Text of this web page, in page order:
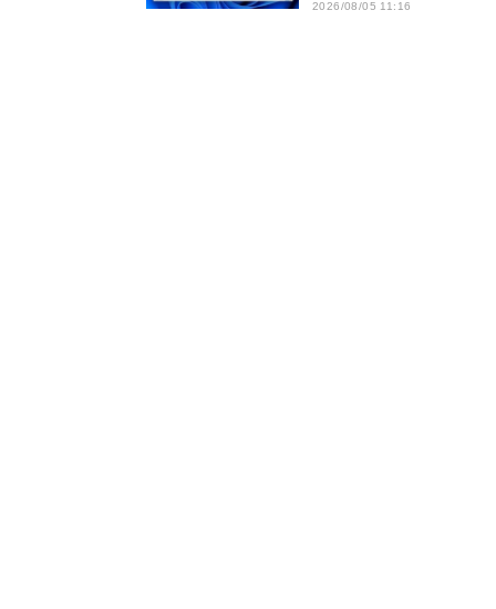
2026/08/05 11:16